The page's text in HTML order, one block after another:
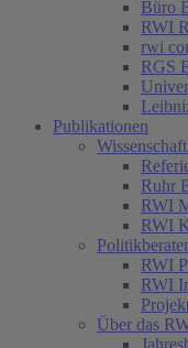
Büro
RWI
rwi
RGS
Publikationen
Ruhr
RWI
RWI
RWI
RWI
Über das